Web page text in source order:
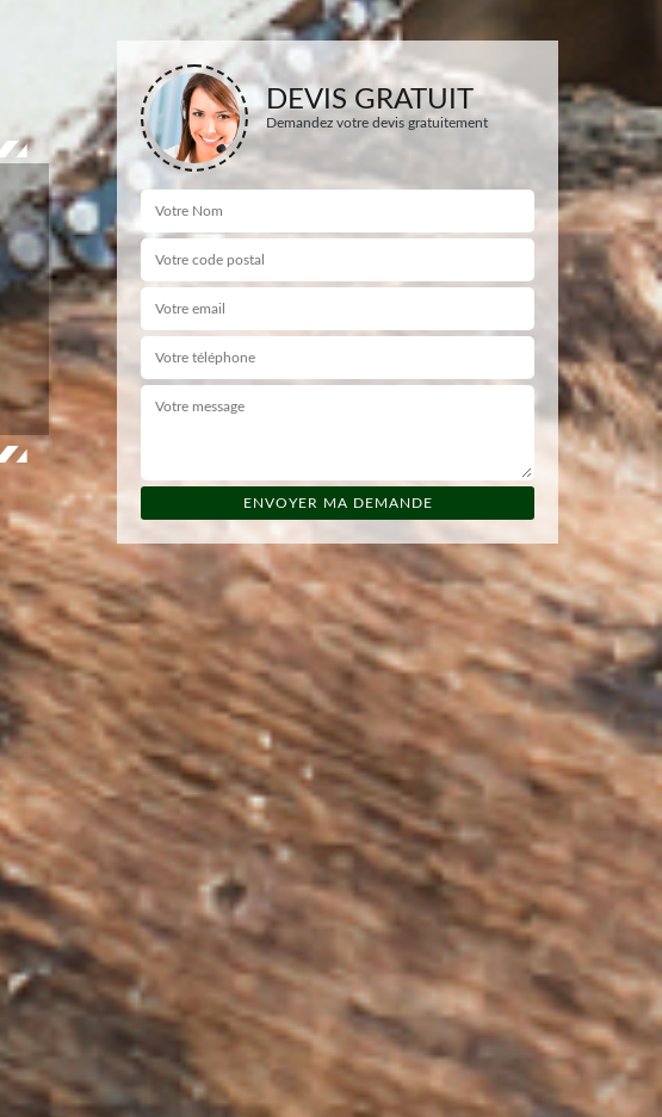
DEVIS GRATUIT
Demandez votre devis gratuitement